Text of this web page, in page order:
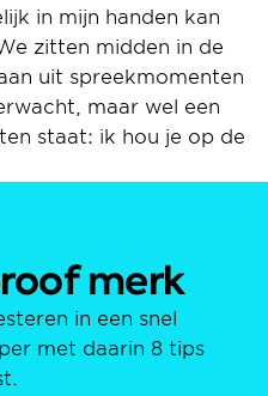
in mijn handen kan
zitten midden in de
uit spreekmomenten
maar wel een
staat: ik hou je op de
merk
in een snel
met daarin 8 tips